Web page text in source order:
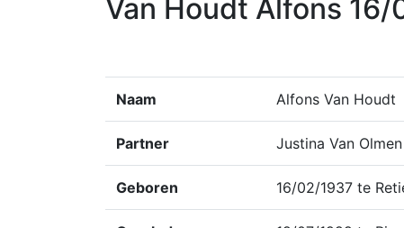
Van Houdt Alfons
Naam Alfons Van Houdt
Partner Justina Van Olmen
Geboren 16/02/1937 te